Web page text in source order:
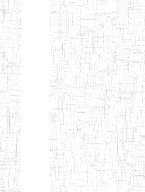
Type
Nature
Arrondissement